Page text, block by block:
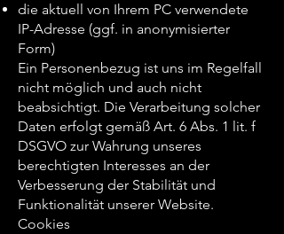
die aktuell von Ihrem PC verwendete
IP-Adresse (ggf. in anonymisierter
Form)
Ein Personenbezug ist uns im Regelfall
nicht möglich und auch nicht
beabsichtigt. Die Verarbeitung solcher
Daten erfolgt gemäß Art. 6 Abs. 1 lit. f
DSGVO zur Wahrung unseres
berechtigten Interesses an der
Verbesserung der Stabilität und
Funktionalität unserer Website.
Cookies